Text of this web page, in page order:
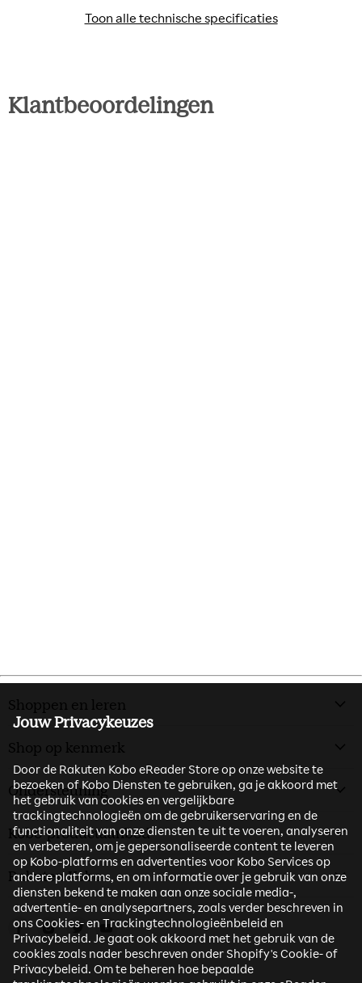
Jouw Privacykeuzes
Door de Rakuten Kobo eReader Store op onze website te
bezoeken of Kobo Diensten te gebruiken, ga je akkoord met
het gebruik van cookies en vergelijkbare
trackingtechnologieën om de gebruikerservaring en de
functionaliteit van onze diensten te uit te voeren, analyseren
en verbeteren, om je gepersonaliseerde content te leveren
op Kobo-platforms en advertenties voor Kobo Services op
andere platforms, en om informatie over je gebruik van onze
diensten bekend te maken aan onze sociale media-,
advertentie- en analysepartners, zoals verder beschreven in
ons Cookies- en Trackingtechnologieënbeleid en
Privacybeleid. Je gaat ook akkoord met het gebruik van de
cookies zoals nader beschreven onder Shopify's Cookie- of
Privacybeleid. Om te beheren hoe bepaalde
Toon alle technische specificaties
Toon alle technische specificaties
Klantbeoordelingen
Shoppen en leren
Shop op kenmerk
Ondersteuning
Kobo-productaanbod
Rakuten Kobo
Vind ons op Facebook
Vind ons op Instagram
Vind ons op Twitter
Vind ons op Youtube